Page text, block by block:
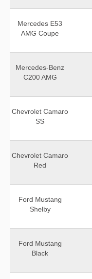
Mercedes E53
AMG Coupe
Mercedes-Benz
C200 AMG
Chevrolet Camaro
SS
Chevrolet Camaro
Red
Ford Mustang
Shelby
Ford Mustang
Black